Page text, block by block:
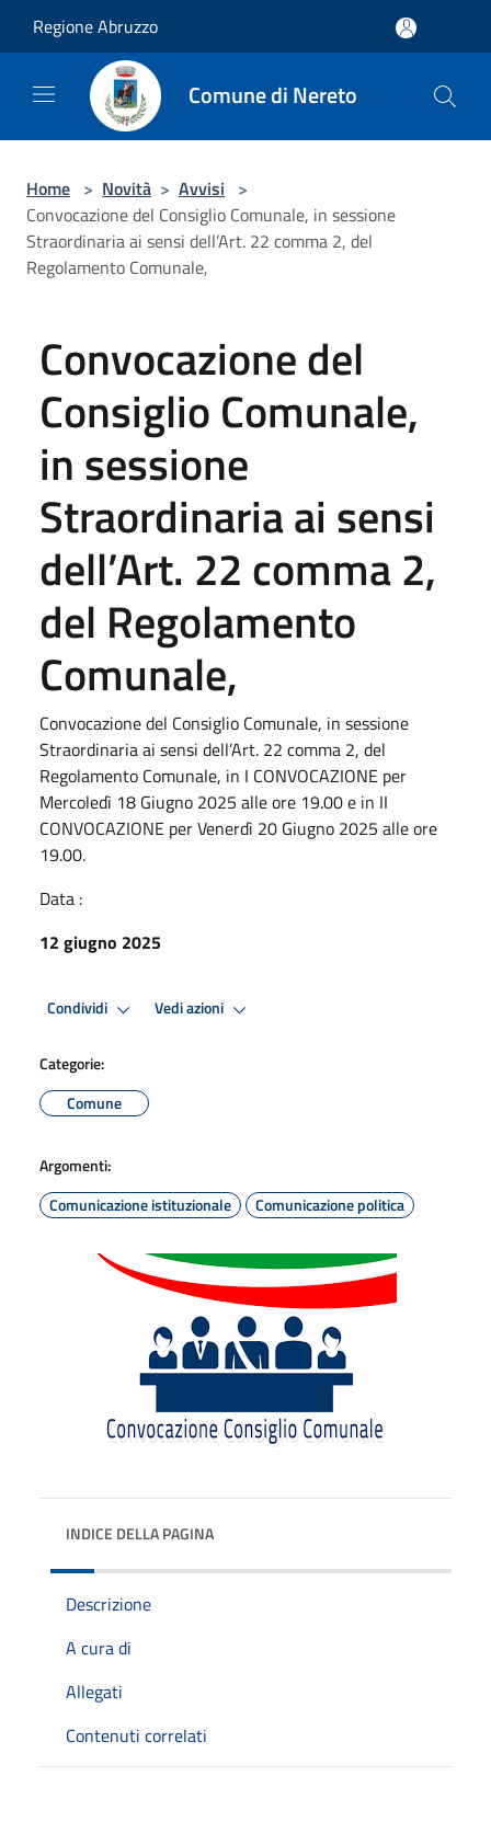
Regione Abruzzo
Comune di Nereto
Home > Novità > Avvisi >
Convocazione del Consiglio Comunale, in sessione
Straordinaria ai sensi dell’Art. 22 comma 2, del
Regolamento Comunale,
Convocazione del
Consiglio Comunale,
in sessione
Straordinaria ai sensi
dell’Art. 22 comma 2,
del Regolamento
Comunale,
Convocazione del Consiglio Comunale, in sessione
Straordinaria ai sensi dell’Art. 22 comma 2, del
Regolamento Comunale, in I CONVOCAZIONE per
Mercoledì 18 Giugno 2025 alle ore 19.00 e in II
CONVOCAZIONE per Venerdì 20 Giugno 2025 alle ore
19.00.
Data :
12 giugno 2025
Condividi Vedi azioni
Categorie:
Comune
Argomenti:
Comunicazione istituzionale
Comunicazione politica
INDICE DELLA PAGINA
Descrizione
A cura di
Allegati
Contenuti correlati